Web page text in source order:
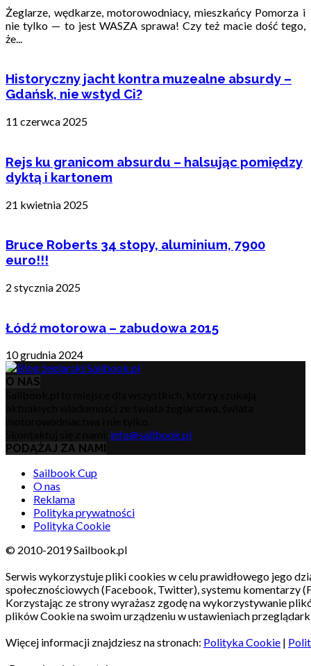
Żeglarze, wędkarze, motorowodniacy, mieszkańcy Pomorza i
nie tylko — to jest WASZA sprawa! Czy też macie dość tego,
że...
Historyczny jacht kontra muzealne absurdy –
Gdańsk, nie wstyd Ci?
11 czerwca 2025
Rejs ku granicom absurdu – halsując pomiędzy
dyktą i kartonem
21 kwietnia 2025
Bruce Roberts 34 stopy, aluminium, 7900
euro!!!
2 stycznia 2025
Łódź motorowa – zabudowa 2015
10 grudnia 2024
O NAS
info@sailbook.pl
PODĄŻAJ ZA NAMI
Sailbook Cup
O nas
Reklama
Polityka prywatności
Polityka Cookie
© 2010-2019 Sailbook.pl
Serwis wykorzystuje pliki cookies w celu prawidłowego jego
społecznościowych (Facebook, Twitter), systemu komentarzy
Korzystając ze strony wyrażasz zgodę na wykorzystywanie
plików Cookie na swoim urządzeniu w ustawieniach
Więcej informacji znajdziesz na stronach: Polityka Cookie |